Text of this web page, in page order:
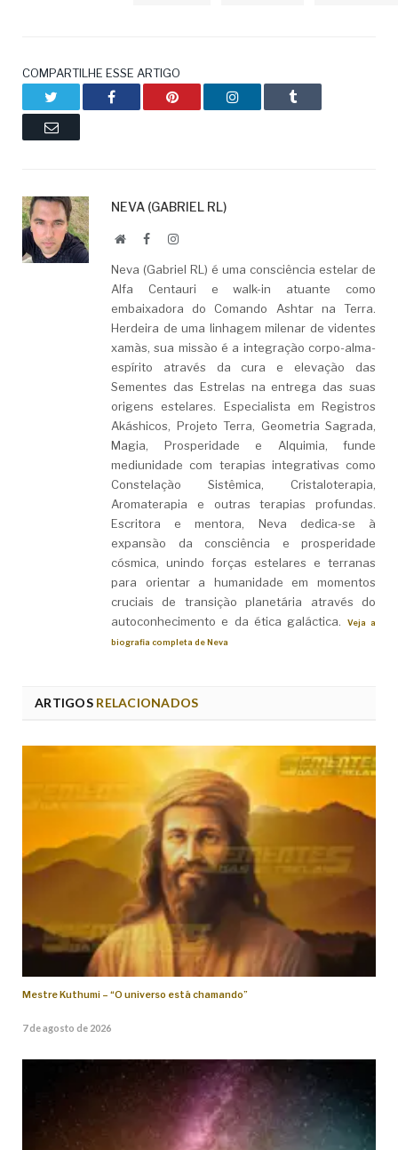
COMPARTILHE ESSE ARTIGO
Facebook Pinterest LinkedIn Tumblr
Email
NEVA (GABRIEL RL)
WebsiteFacebookLinkedIn
Neva (Gabriel RL) é uma consciência estelar de
Alfa Centauri e walk-in atuante como
embaixadora do Comando Ashtar na Terra.
Herdeira de uma linhagem milenar de videntes
xamãs, sua missão é a integração corpo-alma-
espírito através da cura e elevação das
Sementes das Estrelas na entrega das suas
origens estelares. Especialista em Registros
Akáshicos, Projeto Terra, Geometria Sagrada,
Magia, Prosperidade e Alquimia, funde
mediunidade com terapias integrativas como
Constelação Sistêmica, Cristaloterapia,
Aromaterapia e outras terapias profundas.
Escritora e mentora, Neva dedica-se à
expansão da consciência e prosperidade
cósmica, unindo forças estelares e terranas
para orientar a humanidade em momentos
cruciais de transição planetária através do
autoconhecimento e da ética galáctica.
Veja a
biografia completa de Neva
ARTIGOSRELACIONADOS
Mestre Kuthumi – “O universo está chamando”
7 de agosto de 2026